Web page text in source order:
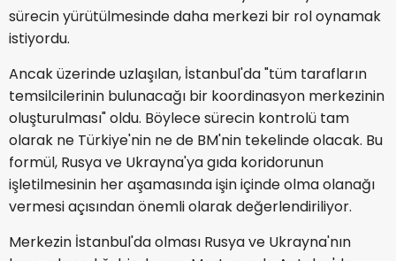
sürecin yürütülmesinde daha merkezi bir rol oynamak
istiyordu.
Ancak üzerinde uzlaşılan, İstanbul'da "tüm tarafların
temsilcilerinin bulunacağı bir koordinasyon merkezinin
oluşturulması" oldu. Böylece sürecin kontrolü tam
olarak ne Türkiye'nin ne de BM'nin tekelinde olacak. Bu
formül, Rusya ve Ukrayna'ya gıda koridorunun
işletilmesinin her aşamasında işin içinde olma olanağı
vermesi açısından önemli olarak değerlendiriliyor.
Merkezin İstanbul'da olması Rusya ve Ukrayna'nın